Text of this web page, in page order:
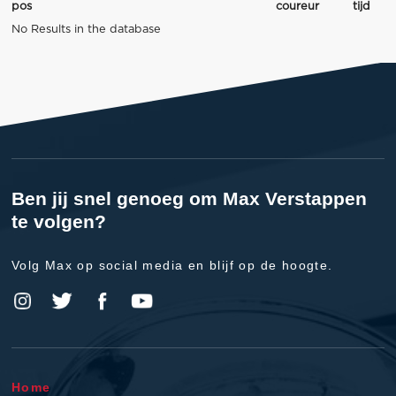
pos coureur
tijd
No Results in the database
Ben jij snel genoeg om Max Verstappen
te volgen?
Volg Max op social media en blijf op de hoogte.
Home